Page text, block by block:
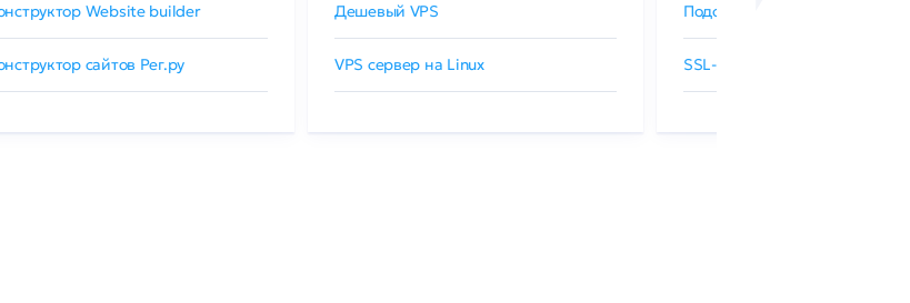
Website builder
сайтов Рег.ру
Дешевый VPS
VPS сервер на Linux
Подобрать SSL-сертификат
SSL-сертификаты GlobalSign